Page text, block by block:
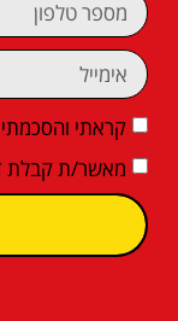
קראתי
מאשר/ת קבלת